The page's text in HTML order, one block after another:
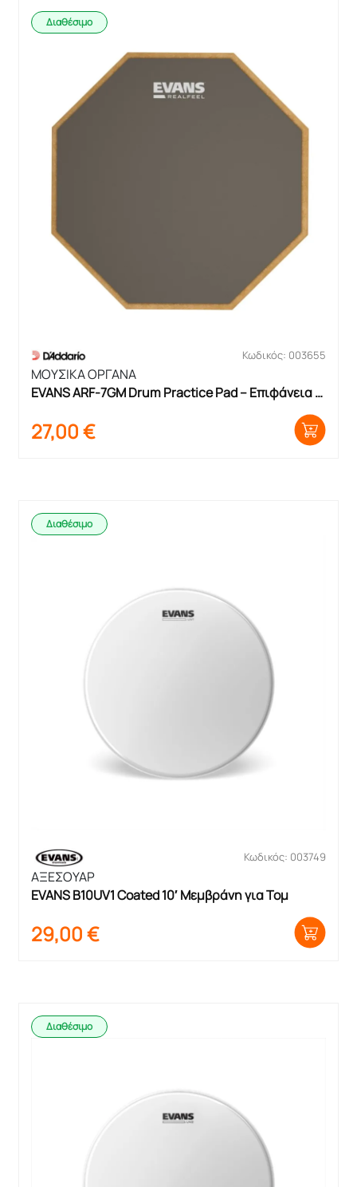
Διαθέσιμο
Κωδικός: 003655
ΜΟΥΣΙΚΑ ΟΡΓΑΝΑ
EVANS ARF-7GM Drum Practice Pad – Επιφάνεια
27,00€
Διαθέσιμο
Κωδικός: 003749
ΑΞΕΣΟΥΑΡ
EVANS B10UV1 Coated 10′ Μεμβράνη για Τομ
29,00€
Διαθέσιμο